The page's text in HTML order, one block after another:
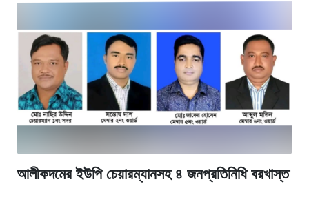
আলীকদমের ইউপি চেয়ারম্যানসহ ৪ জনপ্রতিনিধি বরখাস্ত